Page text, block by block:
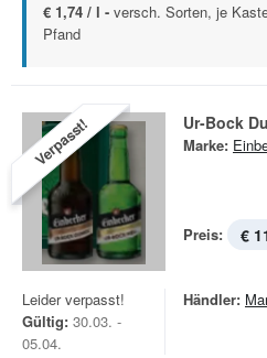
€ 1,74 / l - versch. Sorten, je
Pfand
Verpasst! Ur-Bock
Marke:
Preis: €
Leider verpasst!
Gültig: 30.03. -
05.04.
Händler: